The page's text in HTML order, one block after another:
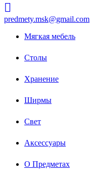
predmety.msk@gmail.com
Мягкая мебель
Столы
Хранение
Ширмы
Свет
Аксессуары
О Предметах